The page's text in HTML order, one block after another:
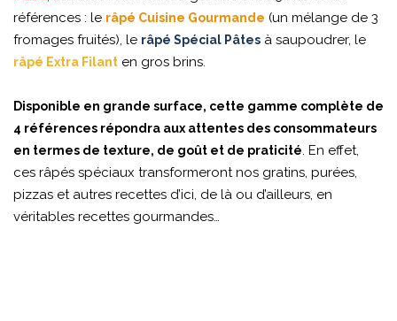
références : le râpé Cuisine Gourmande (un mélange de 3
fromages fruités), le râpé Spécial Pâtes à saupoudrer, le
râpé Extra Filant en gros brins.
Disponible en grande surface, cette gamme complète de
4 références répondra aux attentes des consommateurs
en termes de texture, de goût et de praticité. En effet,
ces râpés spéciaux transformeront nos gratins, purées,
pizzas et autres recettes d’ici, de là ou d’ailleurs, en
véritables recettes gourmandes…